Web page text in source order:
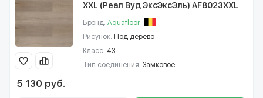
XXL (Реал Вуд ЭксЭксЭль) AF8023XXL
Брэнд: Aquafloor
Рисунок: Под дерево
Класс: 43
Тип соединения: Замковое
5 130 руб.